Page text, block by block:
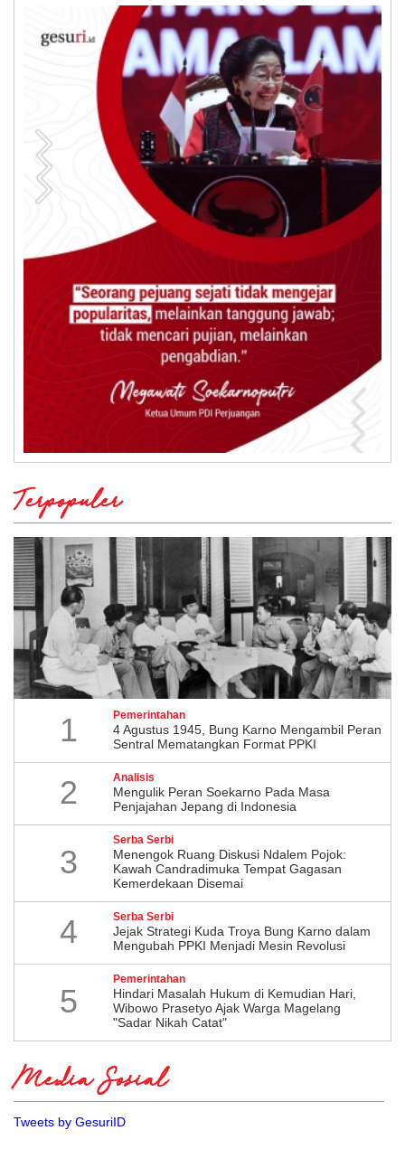
Terpopuler
1 Pemerintahan
4 Agustus 1945, Bung Karno Mengambil Peran
Sentral Mematangkan Format PPKI
2 Analisis
Mengulik Peran Soekarno Pada Masa
Penjajahan Jepang di Indonesia
3
Serba Serbi
Menengok Ruang Diskusi Ndalem Pojok:
Kawah Candradimuka Tempat Gagasan
Kemerdekaan Disemai
4 Serba Serbi
Jejak Strategi Kuda Troya Bung Karno dalam
Mengubah PPKI Menjadi Mesin Revolusi
5
Pemerintahan
Hindari Masalah Hukum di Kemudian Hari,
Wibowo Prasetyo Ajak Warga Magelang
"Sadar Nikah Catat"
Media Sosial
Tweets by GesuriID